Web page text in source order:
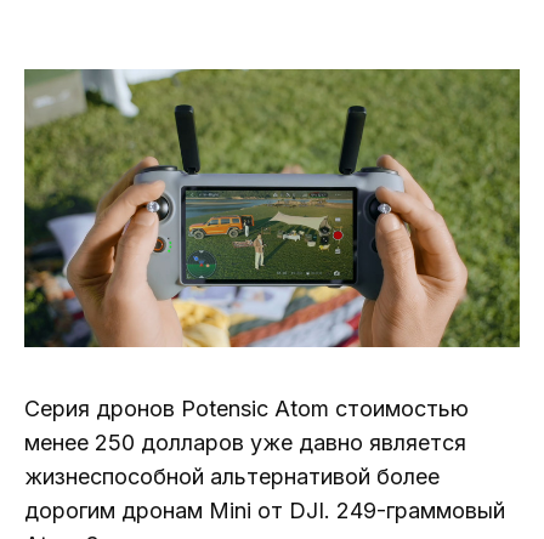
Серия дронов Potensic Atom стоимостью
менее 250 долларов уже давно является
жизнеспособной альтернативой более
дорогим дронам Mini от DJI. 249-граммовый